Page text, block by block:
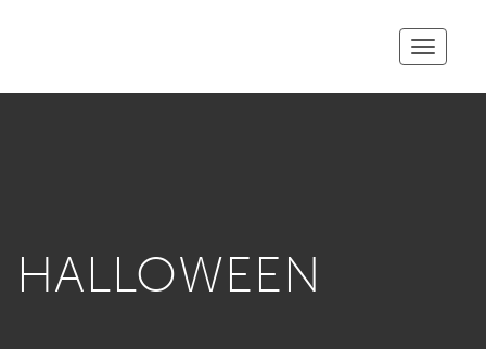
Toggle
HALLOWEEN